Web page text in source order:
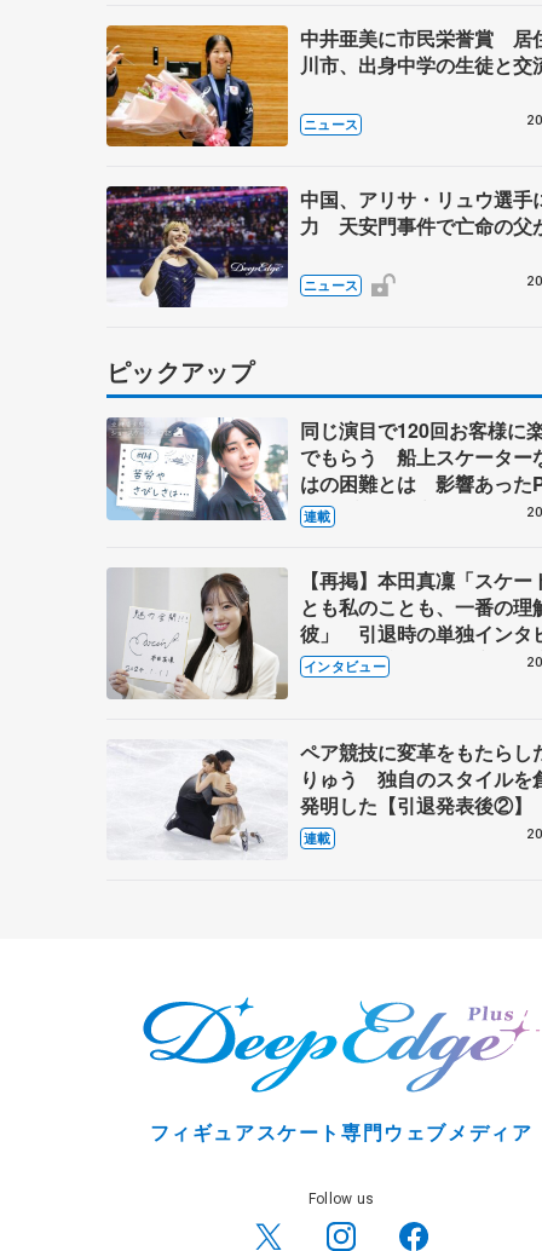
中井亜美に市民栄誉賞 居
川市、出身中学の生徒と交
ニュース
中国、アリサ・リュウ選手
力 天安門事件で亡命の父
ニュース
ピックアップ
同じ演目で120回お客様に
でもらう 船上スケーター
はの困難とは 影響あった
キャプテン松永さんの存在
連載
【再掲】本田真凜「スケー
とも私のことも、一番の理
彼」 引退時の単独インタ
で語った競技人生や家族、
これからの夢…
インタビュー
ペア競技に変革をもたらし
りゅう 独自のスタイルを
発明した【引退発表後②】
連載
フィギュアスケート専門ウェブメディア
Follow us